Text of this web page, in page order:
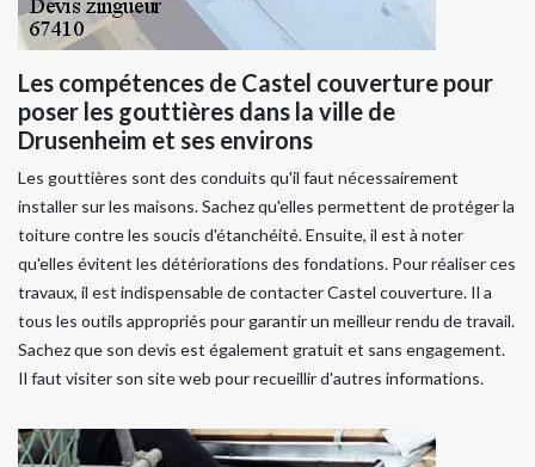
Les compétences de Castel couverture pour
poser les gouttières dans la ville de
Drusenheim et ses environs
Les gouttières sont des conduits qu'il faut nécessairement
installer sur les maisons. Sachez qu'elles permettent de protéger la
toiture contre les soucis d'étanchéité. Ensuite, il est à noter
qu'elles évitent les détériorations des fondations. Pour réaliser ces
travaux, il est indispensable de contacter Castel couverture. Il a
tous les outils appropriés pour garantir un meilleur rendu de travail.
Sachez que son devis est également gratuit et sans engagement.
Il faut visiter son site web pour recueillir d'autres informations.